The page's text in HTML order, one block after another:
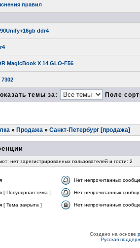
правил
ddr4
MagicBook X 14 GLO-F56
7302
темы за: Поле
» Продажа » Санкт-Петербург [продажа]
нет зарегистрированных пользователей и гости: 2
Нет непрочитанных
[ Популярная тема ] Нет непрочитанных
[ Тема закрыта ] Нет непрочитанных
Создано на основе
Русская